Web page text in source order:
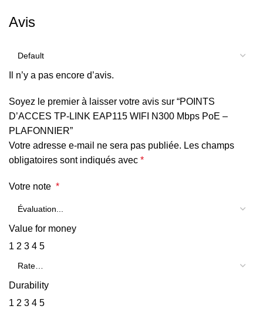
Avis
Il n’y a pas encore d’avis.
Soyez le premier à laisser votre avis sur “POINTS
D’ACCES TP-LINK EAP115 WIFI N300 Mbps PoE –
PLAFONNIER”
Votre adresse e-mail ne sera pas publiée. Les champs
obligatoires sont indiqués avec *
Votre note *
Value for money
1 2 3 4 5
Durability
1 2 3 4 5